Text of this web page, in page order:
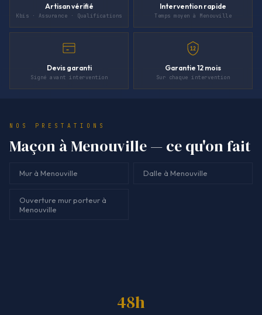
Artisan vérifié
Kbis · Assurance · Qualifications
Intervention rapide
Temps moyen à Menouville
Devis garanti
Signé avant intervention
12
Garantie 12 mois
Sur chaque intervention
NOS PRESTATIONS
Maçon à Menouville — ce qu'on fait
Mur à Menouville Dalle à Menouville
Ouverture mur porteur à
Menouville
48h